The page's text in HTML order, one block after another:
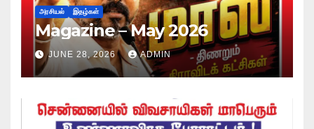
அரசியல் இதழ்கள்
Magazine – May 2026
JUNE 28, 2026 ADMIN